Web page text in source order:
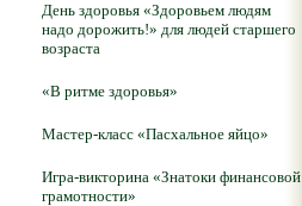
День здоровья «Здоровьем людям
надо дорожить!» для людей старшего
возраста
«В ритме здоровья»
Мастер-класс «Пасхальное яйцо»
Игра-викторина «Знатоки финансовой
грамотности»